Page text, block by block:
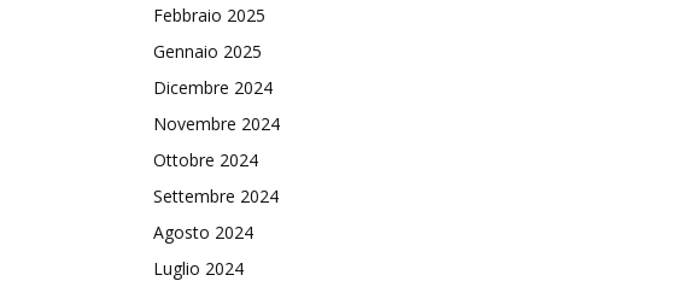
Febbraio 2025
Gennaio 2025
Dicembre 2024
Novembre 2024
Ottobre 2024
Settembre 2024
Agosto 2024
Luglio 2024